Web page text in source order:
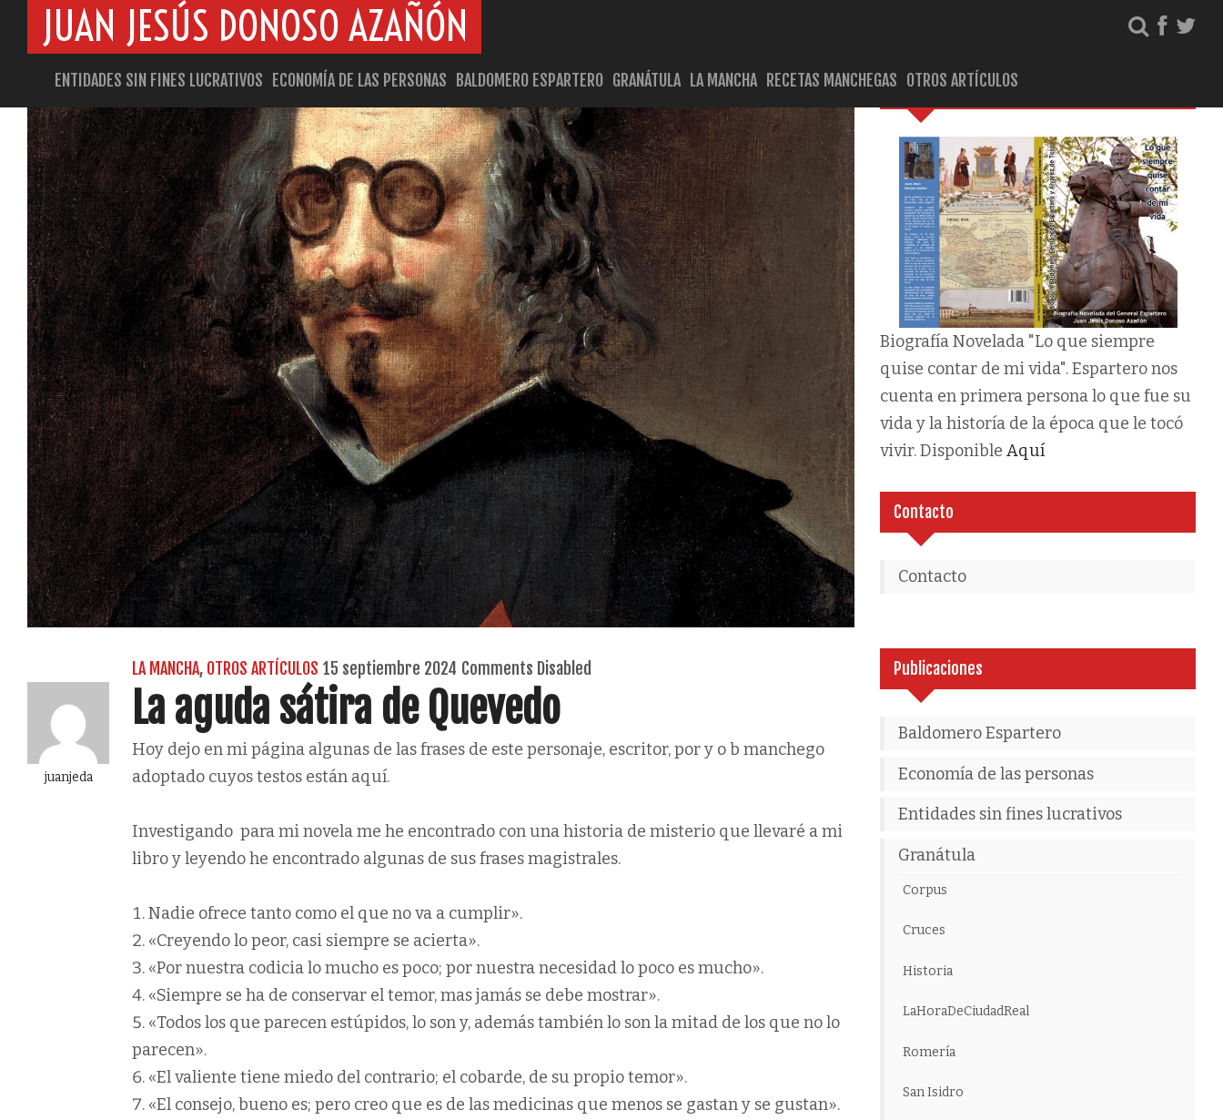
JUAN JESÚS DONOSO AZAÑÓN
ENTIDADES SIN FINES LUCRATIVOS ECONOMÍA DE LAS PERSONAS BALDOMERO ESPARTERO GRANÁTULA LA MANCHA RECETAS MANCHEGAS OTROS ARTÍCULOS
juanjeda
LA MANCHA, OTROS ARTÍCULOS 15 septiembre 2024 Comments Disabled
La aguda sátira de Quevedo
Hoy dejo en mi página algunas de las frases de este personaje, escritor, por y o b manchego
adoptado cuyos testos están aquí.
Investigando para mi novela me he encontrado con una historia de misterio que llevaré a mi
libro y leyendo he encontrado algunas de sus frases magistrales.
Nadie ofrece tanto como el que no va a cumplir».
«Creyendo lo peor, casi siempre se acierta».
«Por nuestra codicia lo mucho es poco; por nuestra necesidad lo poco es mucho».
«Siempre se ha de conservar el temor, mas jamás se debe mostrar».
«Todos los que parecen estúpidos, lo son y, además también lo son la mitad de los que no lo
parecen».
«El valiente tiene miedo del contrario; el cobarde, de su propio temor».
«El consejo, bueno es; pero creo que es de las medicinas que menos se gastan y se gustan».
Biografía del General Espartero
Biografía Novelada "Lo que siempre
quise contar de mi vida". Espartero nos
cuenta en primera persona lo que fue su
vida y la historía de la época que le tocó
vivir. DisponibleAquí
Contacto
Contacto
Publicaciones
Baldomero Espartero
Economía de las personas
Entidades sin fines lucrativos
Granátula
Corpus
Cruces
Historia
LaHoraDeCiudadReal
Romería
San Isidro